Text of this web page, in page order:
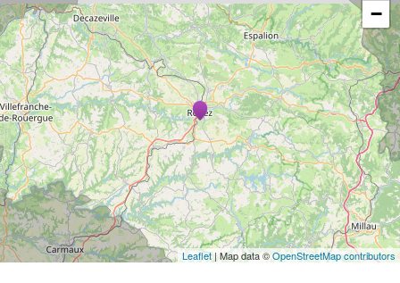
−
Leaflet| Map data ©OpenStreetMap contributors